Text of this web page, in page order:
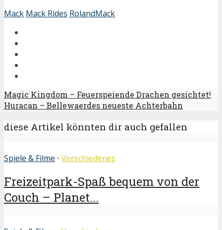
Mack Mack Rides RolandMack
Magic Kingdom – Feuerspeiende Drachen gesichtet!
Huracan – Bellewaerdes neueste Achterbahn
diese Artikel könnten dir auch gefallen
Spiele & Filme • Verschiedenes
Freizeitpark-Spaß bequem von der
Couch – Planet...